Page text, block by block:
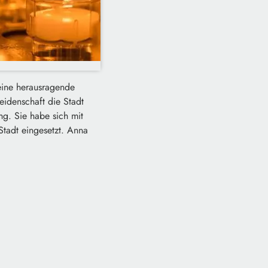
herausragende
die Stadt
Sie habe sich mit
eingesetzt. Anna